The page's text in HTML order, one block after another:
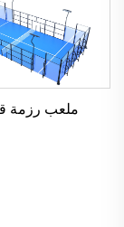
ملعب رزمة